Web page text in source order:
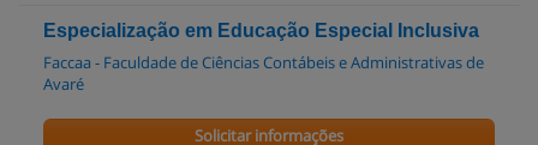
Especialização em Educação Especial Inclusiva
Faccaa - Faculdade de Ciências Contábeis e Administrativas de
Avaré
Solicitar informações